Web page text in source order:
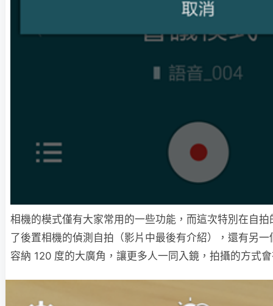
相機的模式僅有大家常用的一些功能，而這次特別在自
了後置相機的偵測自拍（影片中最後有介紹），還有另
容納 120 度的大廣角，讓更多人一同入鏡，拍攝的方式